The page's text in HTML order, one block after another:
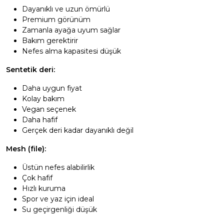
Dayanıklı ve uzun ömürlü
Premium görünüm
Zamanla ayağa uyum sağlar
Bakım gerektirir
Nefes alma kapasitesi düşük
Sentetik deri:
Daha uygun fiyat
Kolay bakım
Vegan seçenek
Daha hafif
Gerçek deri kadar dayanıklı değil
Mesh (file):
Üstün nefes alabilirlik
Çok hafif
Hızlı kuruma
Spor ve yaz için ideal
Su geçirgenliği düşük